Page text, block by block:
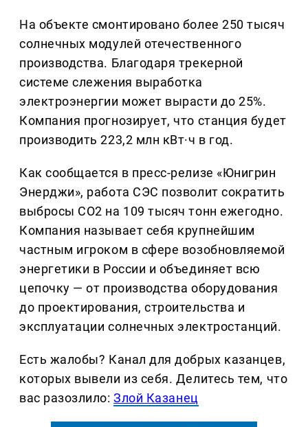
На объекте смонтировано более 250 тысяч
солнечных модулей отечественного
производства. Благодаря трекерной
системе слежения выработка
электроэнергии может вырасти до 25%.
Компания прогнозирует, что станция будет
производить 223,2 млн кВт·ч в год.
Как сообщается в пресс-релизе «Юнигрин
Энерджи», работа СЭС позволит сократить
выбросы CO2 на 109 тысяч тонн ежегодно.
Компания называет себя крупнейшим
частным игроком в сфере возобновляемой
энергетики в России и объединяет всю
цепочку — от производства оборудования
до проектирования, строительства и
эксплуатации солнечных электростанций.
Есть жалобы? Канал для добрых казанцев,
которых вывели из себя. Делитеcь тем, что
вас разозлило:Злой Казанец